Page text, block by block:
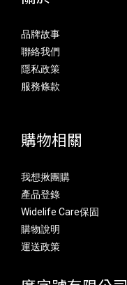
品牌故事
聯絡我們
隱私政策
服務條款
購物相關
我想揪團購
產品登錄
Widelife Care保固
購物說明
運送政策